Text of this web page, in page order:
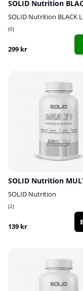
SOLID Nutrition BLACK
0
299 kr
SOLID Nutrition
2
139 kr